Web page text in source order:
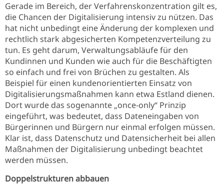
Gerade im Bereich, der Verfahrenskonzentration gilt es,
die Chancen der Digitalisierung intensiv zu nützen. Das
hat nicht unbedingt eine Änderung der komplexen und
rechtlich stark abgesicherten Kompetenzverteilung zu
tun. Es geht darum, Verwaltungsabläufe für den
Kundinnen und Kunden wie auch für die Beschäftigten
so einfach und frei von Brüchen zu gestalten. Als
Beispiel für einen kundenorientierten Einsatz von
Digitalisierungsmaßnahmen kann etwa Estland dienen.
Dort wurde das sogenannte „once-only“ Prinzip
eingeführt, was bedeutet, dass Dateneingaben von
Bürgerinnen und Bürgern nur einmal erfolgen müssen.
Klar ist, dass Datenschutz und Datensicherheit bei allen
Maßnahmen der Digitalisierung unbedingt beachtet
werden müssen.
Doppelstrukturen abbauen